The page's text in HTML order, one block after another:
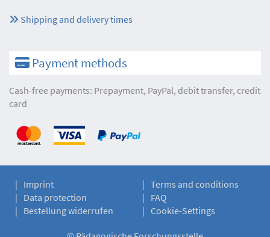
Shipping and delivery times
Payment methods
Cash-free payments: Prepayment, PayPal, debit transfer, credit
card
Imprint
Terms and conditions
Data protection
FAQ
Bestellung widerrufen
Cookie-Settings